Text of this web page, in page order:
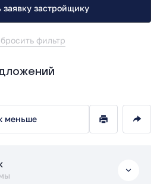
заявку застройщику
фильтр
меньше